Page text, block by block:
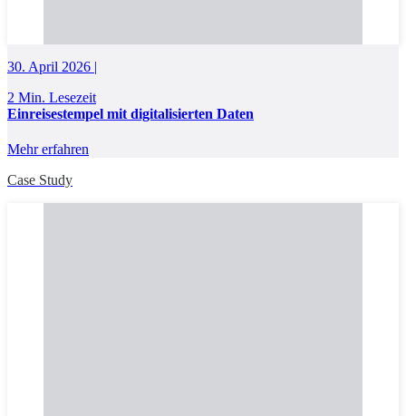
30. April 2026 |
2 Min. Lesezeit
Einreisestempel mit digitalisierten Daten
Mehr erfahren
Case Study